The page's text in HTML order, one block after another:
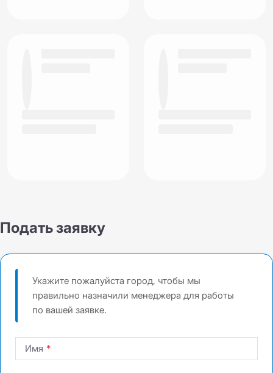
Подать заявку
Укажите пожалуйста город, чтобы мы
правильно назначили менеджера для работы
по вашей заявке.
Имя